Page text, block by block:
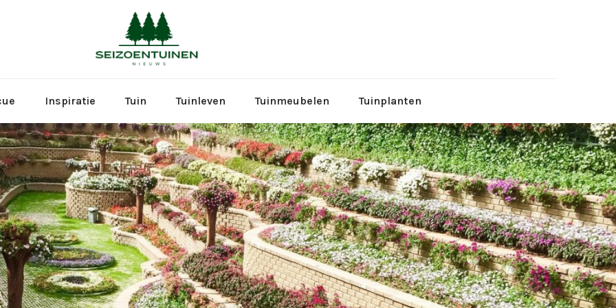
Inspiratie Tuin Tuinleven Tuinmeubelen Tuinplanten